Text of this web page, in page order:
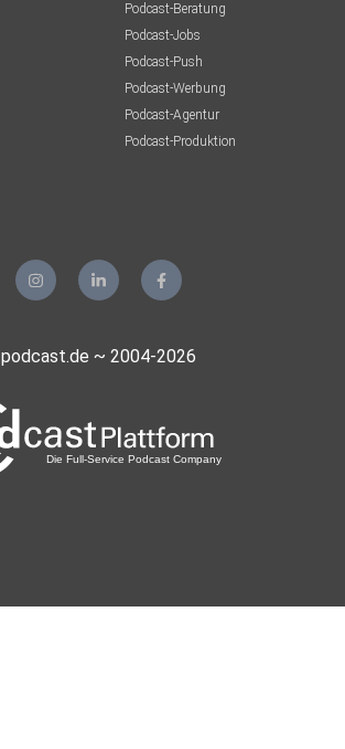
Podcast-Beratung
Podcast-Jobs
Podcast-Push
Podcast-Werbung
Podcast-Agentur
Podcast-Produktion
podcast.de ~ 2004-2026